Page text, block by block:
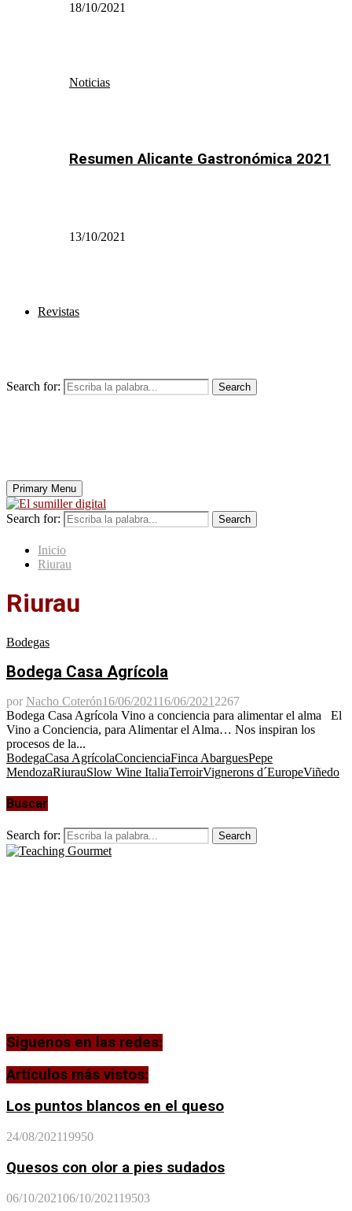
18/10/2021
Noticias
Resumen Alicante Gastronómica 2021
13/10/2021
Revistas
Search for: Search
Primary Menu
Search for: Search
Inicio
Riurau
Riurau
Bodegas
Bodega Casa Agrícola
por Nacho Coterón16/06/202116/06/2021 2267
Bodega Casa Agrícola Vino a conciencia para alimentar el alma El
Vino a Conciencia, para Alimentar el Alma… Nos inspiran los
procesos de la...
BodegaCasa AgrícolaConcienciaFinca AbarguesPepe
MendozaRiurauSlow Wine ItaliaTerroirVignerons d´EuropeViñedo
Buscar
Search for: Search
Siguenos en las redes:
Artículos más vistos:
Los puntos blancos en el queso
24/08/202119950
Quesos con olor a pies sudados
06/10/202106/10/202119503